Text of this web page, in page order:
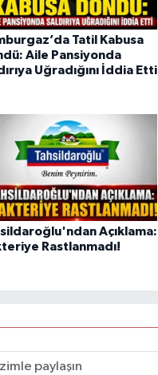
Tatil Kabusa
Aile Pansiyonda
Uğradığını İddia Etti
Açıklama:
Rastlanmadı!